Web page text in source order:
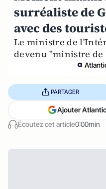
surréaliste de
avec des
Le ministre de
devenu "ministre de
Écoutez cet article0:00min
PARTAGER
Ajouter